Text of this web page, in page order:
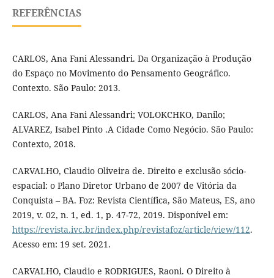
REFERÊNCIAS
CARLOS, Ana Fani Alessandri. Da Organização à Produção
do Espaço no Movimento do Pensamento Geográfico.
Contexto. São Paulo: 2013.
CARLOS, Ana Fani Alessandri; VOLOKCHKO, Danilo;
ALVAREZ, Isabel Pinto .A Cidade Como Negócio. São Paulo:
Contexto, 2018.
CARVALHO, Claudio Oliveira de. Direito e exclusão sócio-
espacial: o Plano Diretor Urbano de 2007 de Vitória da
Conquista – BA. Foz: Revista Científica, São Mateus, ES, ano
2019, v. 02, n. 1, ed. 1, p. 47-72, 2019. Disponível em:
https://revista.ivc.br/index.php/revistafoz/article/view/112.
Acesso em: 19 set. 2021.
CARVALHO, Claudio e RODRIGUES, Raoni. O Direito à